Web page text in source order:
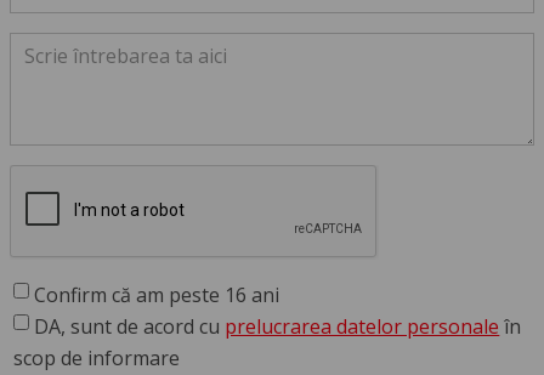
Confirm că am peste 16 ani
DA, sunt de acord cu prelucrarea datelor personale în
scop de informare